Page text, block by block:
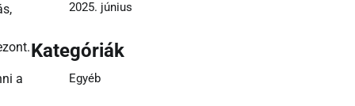
a
2025. június
Kategóriák
Egyéb